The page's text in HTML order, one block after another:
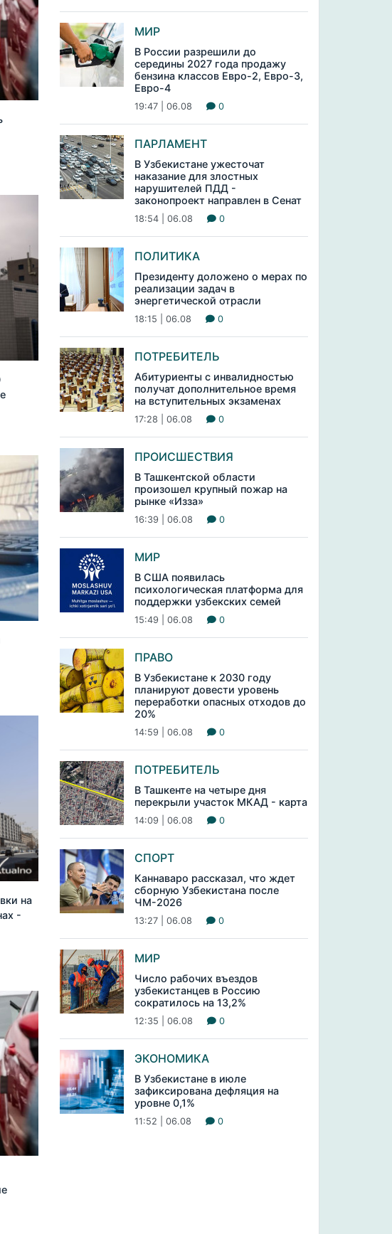
на
-
МИР
В России разрешили до
середины 2027 года продажу
бензина классов Евро-2, Евро-3,
Евро-4
19:47 | 06.08 0
ПАРЛАМЕНТ
В Узбекистане ужесточат
наказание для злостных
нарушителей ПДД -
законопроект направлен в Сенат
18:54 | 06.08 0
ПОЛИТИКА
Президенту доложено о мерах по
реализации задач в
энергетической отрасли
18:15 | 06.08 0
ПОТРЕБИТЕЛЬ
Абитуриенты с инвалидностью
получат дополнительное время
на вступительных экзаменах
17:28 | 06.08 0
ПРОИСШЕСТВИЯ
В Ташкентской области
произошел крупный пожар на
рынке «Изза»
16:39 | 06.08 0
МИР
В США появилась
психологическая платформа для
поддержки узбекских семей
15:49 | 06.08 0
ПРАВО
В Узбекистане к 2030 году
планируют довести уровень
переработки опасных отходов до
20%
14:59 | 06.08 0
ПОТРЕБИТЕЛЬ
В Ташкенте на четыре дня
перекрыли участок МКАД - карта
14:09 | 06.08 0
СПОРТ
Каннаваро рассказал, что ждет
сборную Узбекистана после
ЧМ-2026
13:27 | 06.08 0
МИР
Число рабочих въездов
узбекистанцев в Россию
сократилось на 13,2%
12:35 | 06.08 0
ЭКОНОМИКА
В Узбекистане в июле
зафиксирована дефляция на
уровне 0,1%
11:52 | 06.08 0